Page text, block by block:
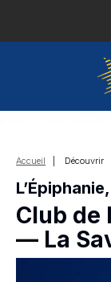
Accueil | Découvrir
Club de
— La